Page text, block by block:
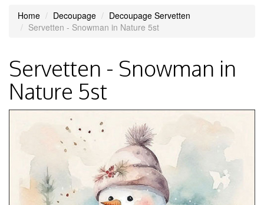
Home Decoupage
Decoupage Servetten
Servetten - Snowman in Nature 5st
Servetten - Snowman in
Nature 5st